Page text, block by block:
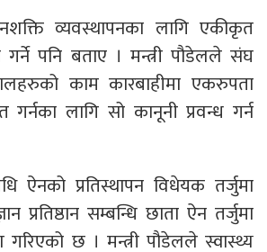
व्यवस्थापनका लागि एकीकृत
गर्ने पनि बताए । मन्त्री पौडेलले संघ
काम कारबाहीमा एकरुपता
गर्नका लागि सो कानूनी प्रवन्ध गर्न
ऐनको प्रतिस्थापन विधेयक तर्जुमा
प्रतिष्ठान सम्बन्धि छाता ऐन तर्जुमा
छ । मन्त्री पौडेलले स्वास्थ्य